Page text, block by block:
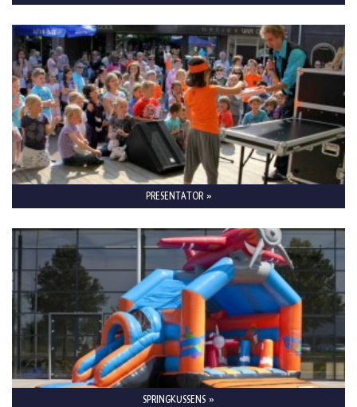
PRESENTATOR »
SPRINGKUSSENS »